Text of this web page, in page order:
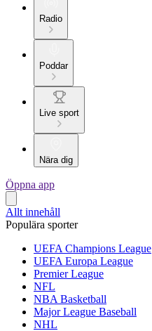
Radio
Poddar
Live sport
Nära dig
Öppna app
Allt innehåll
Populära sporter
UEFA Champions League
UEFA Europa League
Premier League
NFL
NBA Basketball
Major League Baseball
NHL